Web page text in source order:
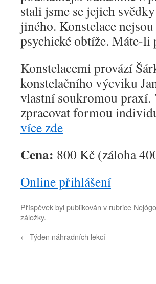
stali jsme se jejich
jiného. Konstelace
psychické obtíže. Máte-li
Konstelacemi provází
konstelačního výcviku
vlastní soukromou praxí.
zpracovat formou
více zde
Cena: 800 Kč (záloha
Online přihlášení
Příspěvek byl publikován v rubrice
záložky.
← Týden náhradních lekcí